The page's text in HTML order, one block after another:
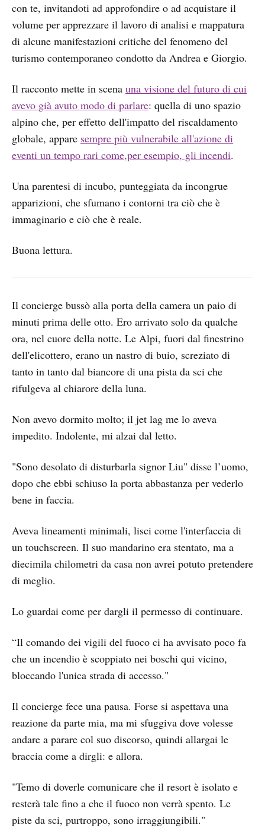
con te, invitandoti ad approfondire o ad acquistare il
volume per apprezzare il lavoro di analisi e mappatura
di alcune manifestazioni critiche del fenomeno del
turismo contemporaneo condotto da Andrea e Giorgio.
Il racconto mette in scena una visione del futuro di cui
avevo già avuto modo di parlare: quella di uno spazio
alpino che, per effetto dell'impatto del riscaldamento
globale, appare sempre più vulnerabile all'azione di
eventi un tempo rari come,per esempio, gli incendi.
Una parentesi di incubo, punteggiata da incongrue
apparizioni, che sfumano i contorni tra ciò che è
immaginario e ciò che è reale.
Buona lettura.
Il concierge bussò alla porta della camera un paio di
minuti prima delle otto. Ero arrivato solo da qualche
ora, nel cuore della notte. Le Alpi, fuori dal finestrino
dell'elicottero, erano un nastro di buio, screziato di
tanto in tanto dal biancore di una pista da sci che
rifulgeva al chiarore della luna.
Non avevo dormito molto; il jet lag me lo aveva
impedito. Indolente, mi alzai dal letto.
"Sono desolato di disturbarla signor Liu" disse l’uomo,
dopo che ebbi schiuso la porta abbastanza per vederlo
bene in faccia.
Aveva lineamenti minimali, lisci come l'interfaccia di
un touchscreen. Il suo mandarino era stentato, ma a
diecimila chilometri da casa non avrei potuto pretendere
di meglio.
Lo guardai come per dargli il permesso di continuare.
“Il comando dei vigili del fuoco ci ha avvisato poco fa
che un incendio è scoppiato nei boschi qui vicino,
bloccando l'unica strada di accesso."
Il concierge fece una pausa. Forse si aspettava una
reazione da parte mia, ma mi sfuggiva dove volesse
andare a parare col suo discorso, quindi allargai le
braccia come a dirgli: e allora.
"Temo di doverle comunicare che il resort è isolato e
resterà tale fino a che il fuoco non verrà spento. Le
piste da sci, purtroppo, sono irraggiungibili."